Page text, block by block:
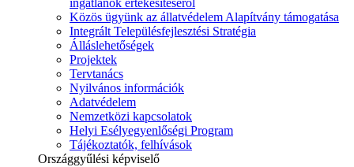
ingatlanok értékesítéséről
Közös ügyünk az állatvédelem Alapítvány támogatása
Integrált Településfejlesztési Stratégia
Álláslehetőségek
Projektek
Tervtanács
Nyilvános információk
Adatvédelem
Nemzetközi kapcsolatok
Helyi Esélyegyenlőségi Program
Tájékoztatók, felhívások
Országgyűlési képviselő